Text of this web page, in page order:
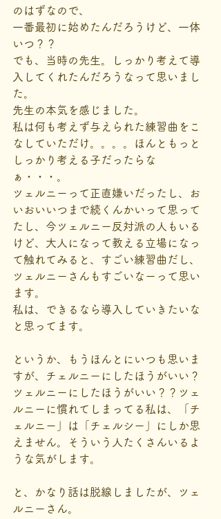
のはずなので、
一番最初に始めたんだろうけど、一体
いつ？？
でも、当時の先生。しっかり考えて導
入してくれたんだろうなって思いまし
た。
先生の本気を感じました。
私は何も考えず与えられた練習曲をこ
なしていただけ。。。。ほんともっと
しっかり考える子だったらな
ぁ・・・。
ツェルニーって正直嫌いだったし、お
いおいいつまで続くんかいって思って
たし、今ツェルニー反対派の人もいる
けど、大人になって教える立場になっ
て触れてみると、すごい練習曲だし、
ツェルニーさんもすごいなーって思い
ます。
私は、できるなら導入していきたいな
と思ってます。
というか、もうほんとにいつも思いま
すが、チェルニーにしたほうがいい？
ツェルニーにしたほうがいい？？ツェ
ルニーに慣れてしまってる私は、「チ
ェルニー」は「チェルシー」にしか思
えません。そういう人たくさんいるよ
うな気がします。
と、かなり話は脱線しましたが、ツェ
ルニーさん。